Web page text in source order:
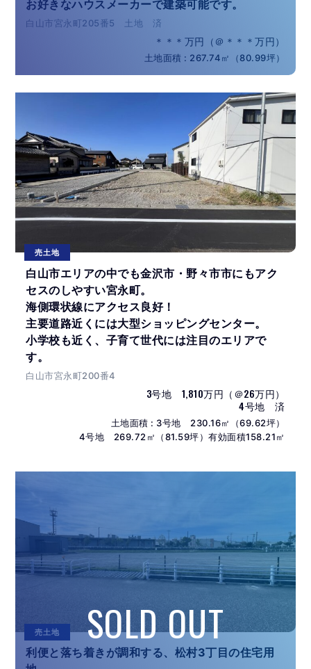
お好きなハウスメーカーで建築可能です。
白山市宮永町205番5 土地 済
＊＊＊万円（＠＊＊＊万円）
土地面積 : 267.74㎡（80.99坪）
売土地
白山市エリアの中でも金沢市・野々市市にもアク
セスのしやすい宮永町。
海側環状線にアクセス良好！
主要道路近くには大型ショッピングセンター。
小学校も近く、子育て世代には注目のエリアで
す。
白山市宮永町200番4
3号地 1,810万円（＠26万円）
4号地 済
土地面積 : 3号地 230.16㎡（69.62坪）
4号地 269.72㎡（81.59坪）有効面積158.21㎡
売土地
利便と落ち着きが調和する、松村3丁目の住宅用